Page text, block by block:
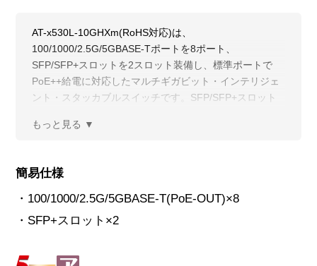
AT-x530L-10GHXm(RoHS対応)は、
100/1000/2.5G/5GBASE-Tポートを8ポート、
SFP/SFP+スロットを2スロット装備し、標準ポートで
PoE++給電に対応したマルチギガビット・インテリジェ
ント・スタッカブルスイッチです。SFP/SFP+スロット
位機器に対して10Gでの高速・大容量接続を提供しま
簡易仕様
・100/1000/2.5G/5GBASE-T(PoE-OUT)×8
・SFP+スロット×2